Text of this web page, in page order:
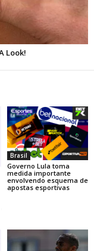
Brasil
Governo Lula toma
medida importante
envolvendo esquema de
apostas esportivas